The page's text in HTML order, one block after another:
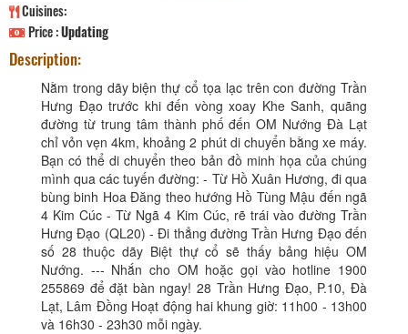
Cuisines:
Price :Updating
Description:
Nằm trong dãy biện thự cổ tọa lạc trên con đường Trần
Hưng Đạo trước khi đến vòng xoay Khe Sanh, quãng
đường từ trung tâm thành phố đến OM Nướng Đà Lạt
chỉ vỏn vẹn 4km, khoảng 2 phút di chuyển bằng xe máy.
Bạn có thể di chuyển theo bản đồ minh họa của chúng
mình qua các tuyến đường: - Từ Hồ Xuân Hương, đi qua
bùng binh Hoa Đăng theo hướng Hồ Tùng Mậu đến ngã
4 Kim Cúc - Từ Ngã 4 Kim Cúc, rẽ trái vào đường Trần
Hưng Đạo (QL20) - Đi thẳng đường Trần Hưng Đạo đến
số 28 thuộc dãy Biệt thự cổ sẽ thấy bảng hiệu OM
Nướng. --- Nhắn cho OM hoặc gọi vào hotline 1900
255869 để đặt bàn ngay! 28 Trần Hưng Đạo, P.10, Đà
Lạt, Lâm Đồng Hoạt động hai khung giờ: 11h00 - 13h00
và 16h30 - 23h30 mỗi ngày.